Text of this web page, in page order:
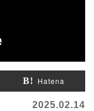
Hatena
2025.02.14